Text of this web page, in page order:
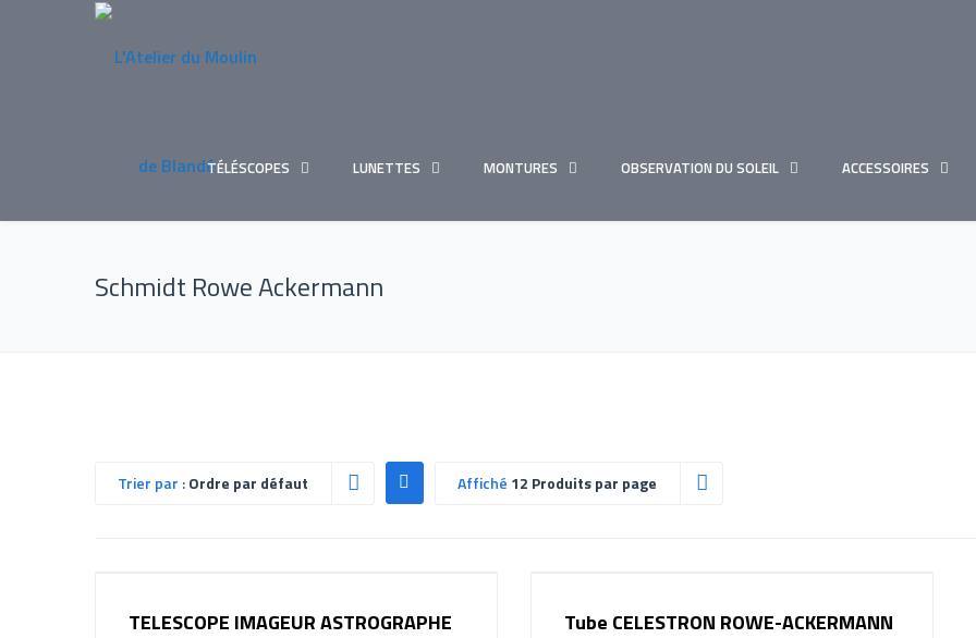
TÉLÉSCOPES LUNETTES MONTURES OBSERVATION DU SOLEIL ACCESSOIRES
Schmidt Rowe Ackermann
Trier par :Ordre par défaut Affiché 12 Produits par page
TELESCOPE IMAGEUR ASTROGRAPHE
Tube CELESTRON ROWE-ACKERMANN